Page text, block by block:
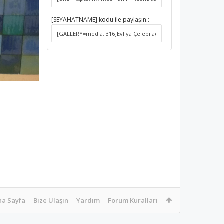
[SEYAHATNAME] kodu ile paylaşın.:
Sayfa Bize Ulaşın Yardım Forum Kuralları